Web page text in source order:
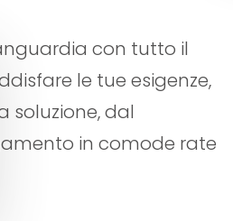
con tutto il
le tue esigenze,
soluzione, dal
in comode rate